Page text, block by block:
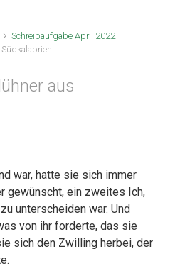
Schreibaufgabe April 2022
aus
war, hatte sie sich immer
gewünscht, ein zweites Ich,
unterscheiden war. Und
von ihr forderte, das sie
sich den Zwilling herbei, der